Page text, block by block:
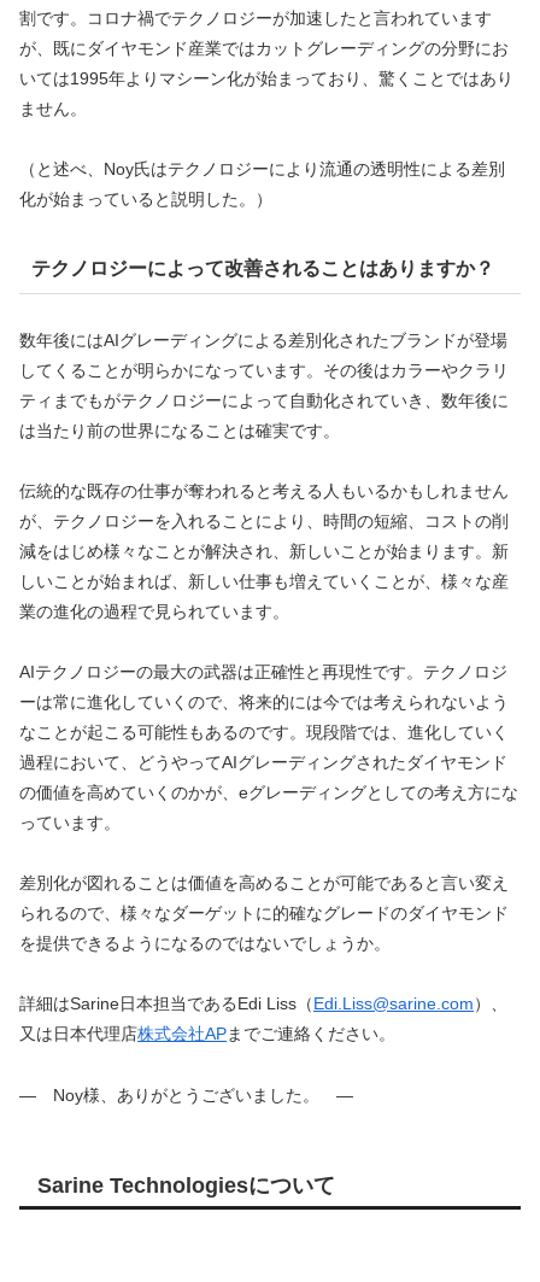
割です。コロナ禍でテクノロジーが加速したと言われています
が、既にダイヤモンド産業ではカットグレーディングの分野にお
いては1995年よりマシーン化が始まっており、驚くことではあり
ません。
（と述べ、Noy氏はテクノロジーにより流通の透明性による差別
化が始まっていると説明した。）
テクノロジーによって改善されることはありますか？
数年後にはAIグレーディングによる差別化されたブランドが登場
してくることが明らかになっています。その後はカラーやクラリ
ティまでもがテクノロジーによって自動化されていき、数年後に
は当たり前の世界になることは確実です。
伝統的な既存の仕事が奪われると考える人もいるかもしれません
が、テクノロジーを入れることにより、時間の短縮、コストの削
減をはじめ様々なことが解決され、新しいことが始まります。新
しいことが始まれば、新しい仕事も増えていくことが、様々な産
業の進化の過程で見られています。
AIテクノロジーの最大の武器は正確性と再現性です。テクノロジ
ーは常に進化していくので、将来的には今では考えられないよう
なことが起こる可能性もあるのです。現段階では、進化していく
過程において、どうやってAIグレーディングされたダイヤモンド
の価値を高めていくのかが、eグレーディングとしての考え方にな
っています。
差別化が図れることは価値を高めることが可能であると言い変え
られるので、様々なダーゲットに的確なグレードのダイヤモンド
を提供できるようになるのではないでしょうか。
詳細はSarine日本担当であるEdi Liss（Edi.Liss@sarine.com）、
又は日本代理店株式会社APまでご連絡ください。
― Noy様、ありがとうございました。 ―
Sarine Technologiesについて